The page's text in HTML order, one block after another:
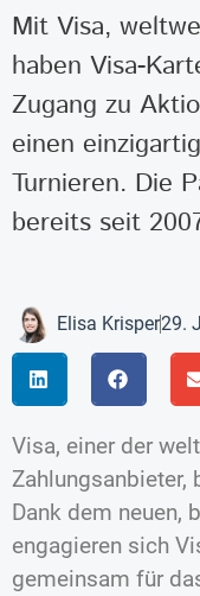
Mit Visa,
haben Visa-
Zugang zu
einen
Turnieren. Die
bereits seit
Elisa Krisper29.
Visa, einer der
Zahlungsanbieter,
Dank dem neuen,
engagieren sich
gemeinsam für